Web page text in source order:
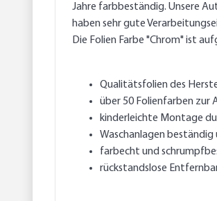
Jahre farbbeständig. Unsere
haben sehr gute
Die Folien Farbe "Chrom" ist
Qualitätsfolien des
über 50 Folienfarben zur
kinderleichte Montage
Waschanlagen
farbecht und
rückstandslose